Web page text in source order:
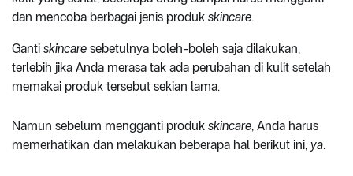
dan mencoba berbagai jenis produk skincare.
Ganti skincare sebetulnya boleh-boleh saja dilakukan,
terlebih jika Anda merasa tak ada perubahan di kulit setelah
memakai produk tersebut sekian lama.
Namun sebelum mengganti produk skincare, Anda harus
memerhatikan dan melakukan beberapa hal berikut ini, ya.